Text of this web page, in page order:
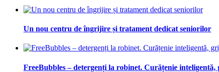
Un nou centru de îngrijire și tratament dedicat seniorilor
FreeBubbles – detergenți la robinet. Curățenie